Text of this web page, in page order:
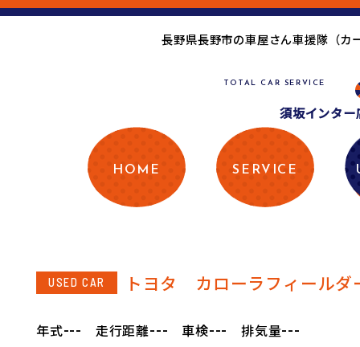
長野県長野市の車屋さん車援隊（カ
TOTAL CAR SERVICE
須坂インター
HOME SERVICE
USED CAR トヨタ カローラフィールダ
年式--- 走行距離--- 車検--- 排気量---